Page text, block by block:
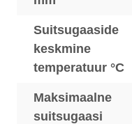
Suitsugaaside
keskmine
temperatuur °C
Maksimaalne
suitsugaasi